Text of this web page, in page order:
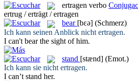
ertragen verbo
ertrug / erträgt / ertragen
bear [bɛə] (Schmerz)
Ich kann seinen Anblick nicht ertragen.
I can't bearthe sight of him.
stand [stænd] (Emot.)
Ich kann sie nicht ertragen.
I can’t stand her.